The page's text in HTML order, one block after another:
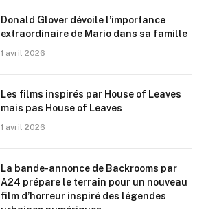
Donald Glover dévoile l’importance
extraordinaire de Mario dans sa famille
1 avril 2026
Les films inspirés par House of Leaves
mais pas House of Leaves
1 avril 2026
La bande-annonce de Backrooms par
A24 prépare le terrain pour un nouveau
film d’horreur inspiré des légendes